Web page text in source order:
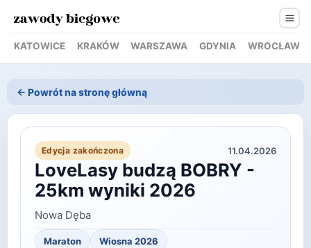
KATOWICE KRAKÓW WARSZAWA GDYNIA WROCŁAW
← Powrót na stronę główną
Edycja zakończona 11.04.2026
LoveLasy budzą BOBRY -
25km wyniki 2026
Nowa Dęba
Maraton Wiosna 2026